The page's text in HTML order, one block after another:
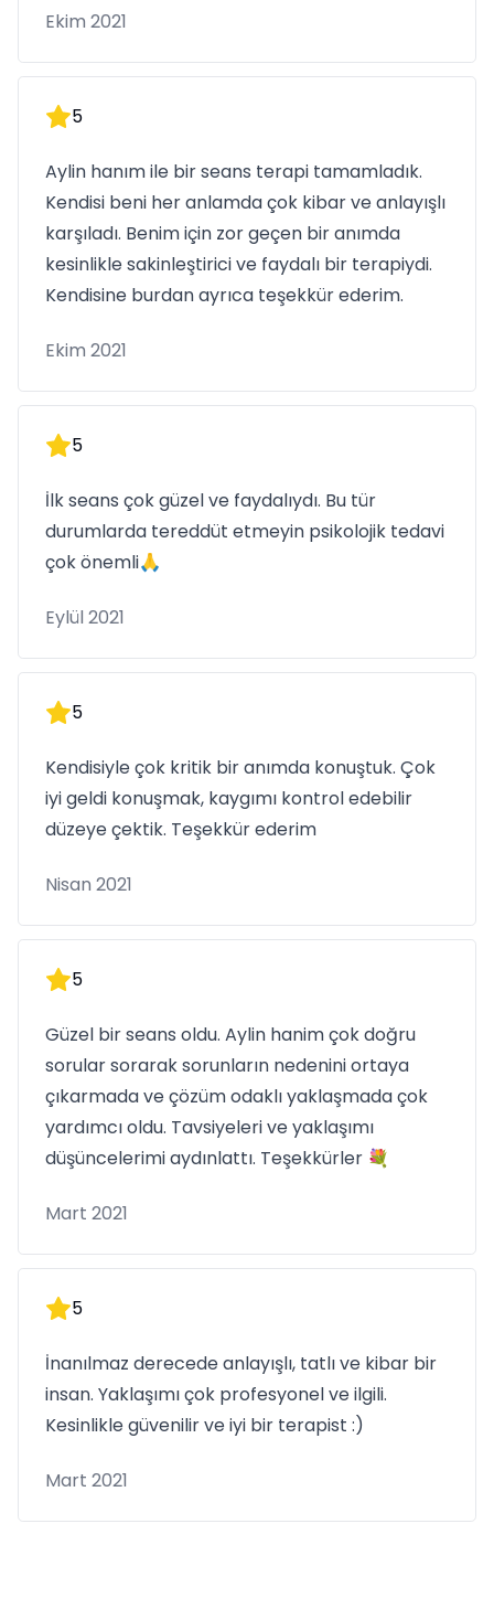
Ekim 2021
5
Aylin hanım ile bir seans terapi tamamladık.
Kendisi beni her anlamda çok kibar ve anlayışlı
karşıladı. Benim için zor geçen bir anımda
kesinlikle sakinleştirici ve faydalı bir terapiydi.
Kendisine burdan ayrıca teşekkür ederim.
Ekim 2021
5
İlk seans çok güzel ve faydalıydı. Bu tür
durumlarda tereddüt etmeyin psikolojik tedavi
çok önemli🙏
Eylül 2021
5
Kendisiyle çok kritik bir anımda konuştuk. Çok
iyi geldi konuşmak, kaygımı kontrol edebilir
düzeye çektik. Teşekkür ederim
Nisan 2021
5
Güzel bir seans oldu. Aylin hanim çok doğru
sorular sorarak sorunların nedenini ortaya
çıkarmada ve çözüm odaklı yaklaşmada çok
yardımcı oldu. Tavsiyeleri ve yaklaşımı
düşüncelerimi aydınlattı. Teşekkürler 💐
Mart 2021
5
İnanılmaz derecede anlayışlı, tatlı ve kibar bir
insan. Yaklaşımı çok profesyonel ve ilgili.
Kesinlikle güvenilir ve iyi bir terapist :)
Mart 2021